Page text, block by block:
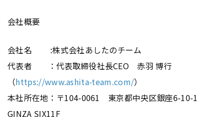
会社概要
会社名 :株式会社あしたのチーム
代表者 ：代表取締役社長CEO 赤羽 博行
（https://www.ashita-team.com/）
本社所在地：〒104-0061 東京都中央区銀座6-10-1
GINZA SIX11F